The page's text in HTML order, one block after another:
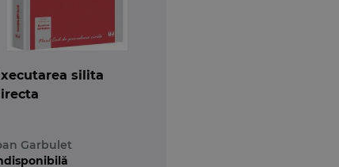
silita
Garbulet